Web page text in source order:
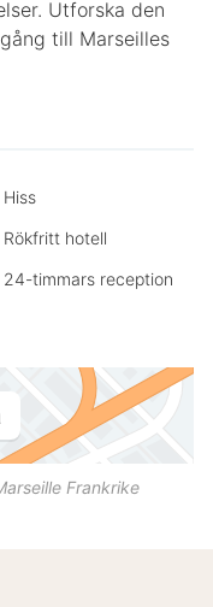
Utforska den
till Marseilles
Hiss
Rökfritt hotell
24-timmars reception
Frankrike